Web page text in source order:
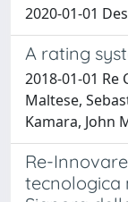
2020-01-01
A rating
2018-01-01
Maltese,
Kamara, John
Re-
tecnologica